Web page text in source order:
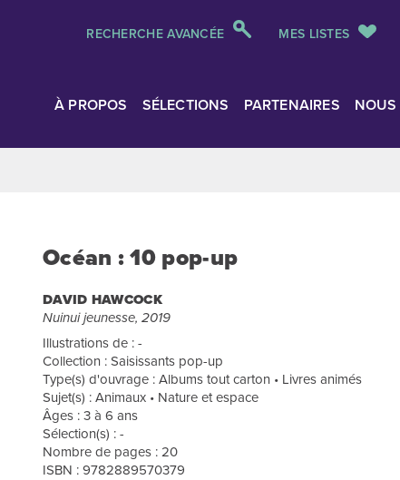
RECHERCHE AVANCÉE MES LISTES
À PROPOS SÉLECTIONS PARTENAIRES
Océan : 10 pop-up
DAVID HAWCOCK
Nuinui jeunesse, 2019
Illustrations de : -
Collection : Saisissants pop-up
Type(s) d'ouvrage : Albums tout carton • Livres animés
Sujet(s) : Animaux • Nature et espace
Âges : 3 à 6 ans
Sélection(s) : -
Nombre de pages : 20
ISBN : 9782889570379